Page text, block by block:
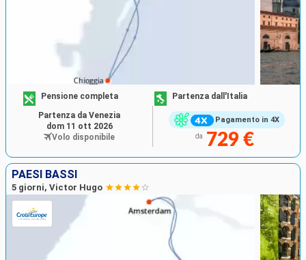
Pagamento in 4X
Pensione completa Partenza dall'Italia
da 729 €
Partenza da Venezia
dom 11 ott 2026
Volo disponibile
PAESI BASSI
5 giorni, Victor Hugo